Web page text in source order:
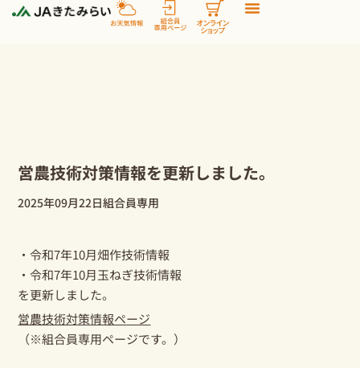
営農技術対策情報を更新しました。
2025年09月22日組合員専用
・令和7年10月畑作技術情報
・令和7年10月玉ねぎ技術情報
を更新しました。
営農技術対策情報ページ
（※組合員専用ページです。）